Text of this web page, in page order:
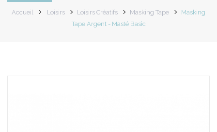
Accueil Loisirs Loisirs Créatifs Masking Tape
Masking
Tape Argent - Masté Basic